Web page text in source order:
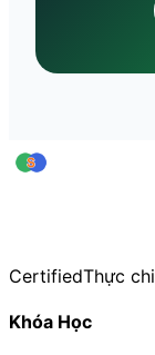
CertifiedThực
Khóa Học